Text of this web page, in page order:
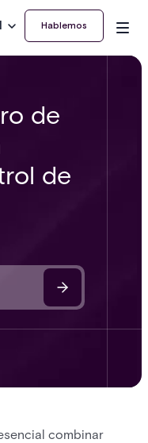
Hablemos
de
de
combinar